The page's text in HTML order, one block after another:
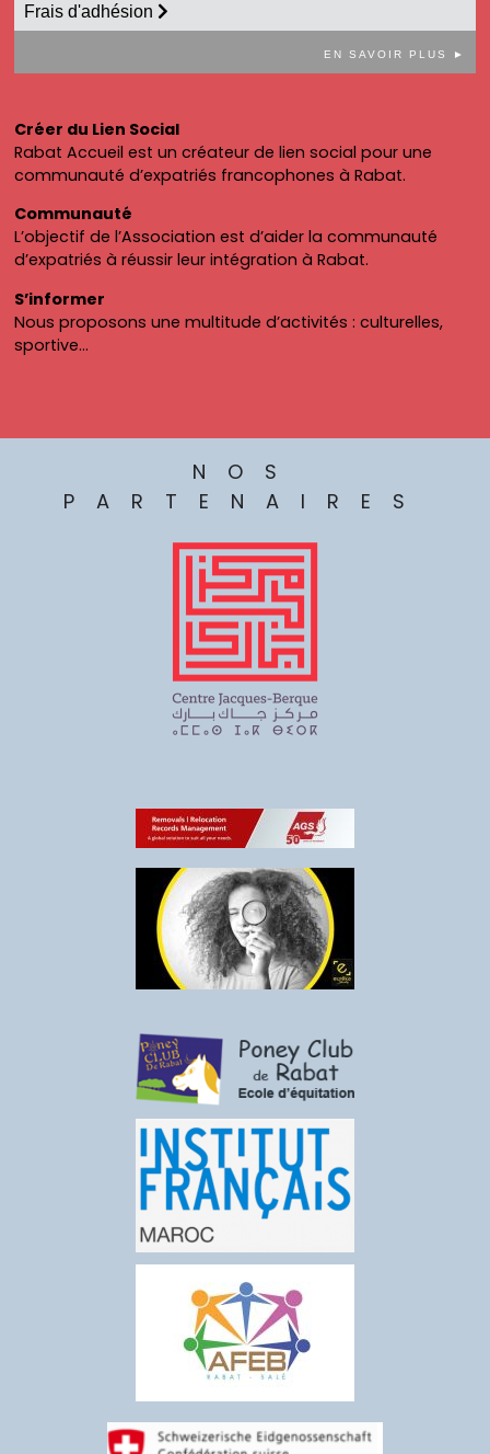
Frais d'adhésion
EN SAVOIR PLUS ►
Créer du Lien Social
Rabat Accueil est un créateur de lien social pour une
communauté d’expatriés francophones à Rabat.
Communauté
L’objectif de l’Association est d’aider la communauté
d’expatriés à réussir leur intégration à Rabat.
S’informer
Nous proposons une multitude d’activités : culturelles,
sportive…
NOS
PARTENAIRES